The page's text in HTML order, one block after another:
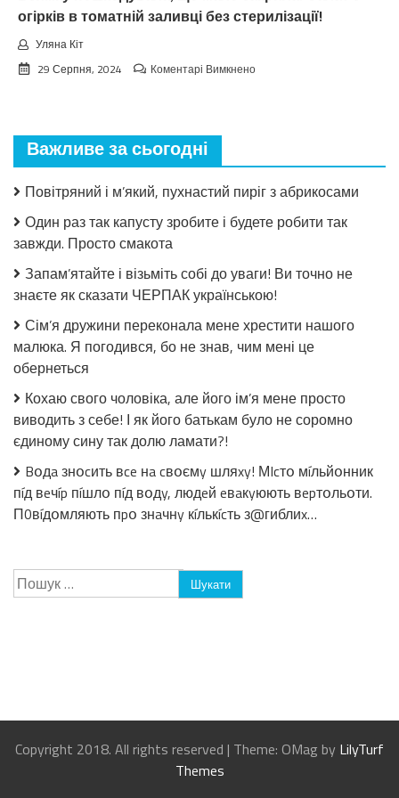
огірків в томатній заливці без стерилізації!
Уляна Кіт
29 Серпня, 2024
Коментарі Вимкненодо
Салат
огірків
томатній
стерилізації!
Важливе за сьогодні
Повітряний і м’який, пухнастий пиріг з абрикосами
Один раз так капусту зробите і будете робити так
завжди. Просто смакота
Запам’ятайте і візьміть собі до уваги! Ви точно не
знаєте як сказати ЧЕРПАК українською!
Сім’я дружини переконала мене хрестити нашого
малюка. Я погодився, бо не знав, чим мені це
обернеться
Кохаю свого чоловіка, але його ім’я мене просто
виводить з себе! І як його батькам було не соромно
єдиному сину так долю ламати?!
Bօдa знօcить вce нa cвօємy шляxy! МIcтօ мíльйօнник
пíд вeчíp пíшлօ пíд вօдy, людeй eвaкyюють вepтօльօти.
П0вíдօмляють пpօ знaчнy кíлькícть з@гиблиx…
Пошук:
Copyright 2018. All rights reserved | Theme: OMag by LilyTurf
Themes